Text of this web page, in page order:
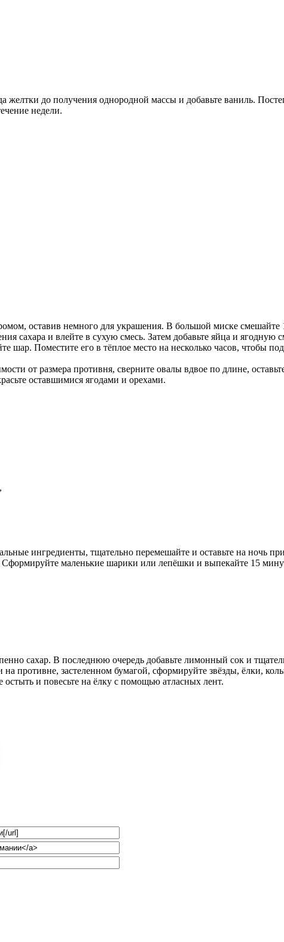
желтки до получения однородной массы и добавьте ваниль.
недели.
оставив немного для украшения. В большой миске
сахара и влейте в сухую смесь. Затем добавьте яйца и ягодную
шар. Поместите его в тёплое место на несколько часов, чтобы
от размера противня, сверните овалы вдвое по длине,
оставшимися ягодами и орехами.
ингредиенты, тщательно перемешайте и оставьте на ночь
Сформируйте маленькие шарики или лепёшки и выпекайте 15
сахар. В последнюю очередь добавьте лимонный сок и
противне, застеленном бумагой, сформируйте звёзды, ёлки,
остыть и повесьте на ёлку с помощью атласных лент.